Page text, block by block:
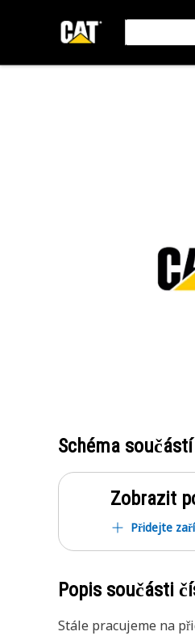
Schéma
Zobrazit
Přidejte
Popis součásti
Stále pracujeme na